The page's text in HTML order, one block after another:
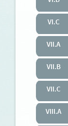
VI.C
VII.A
VII.B
VII.C
VIII.A